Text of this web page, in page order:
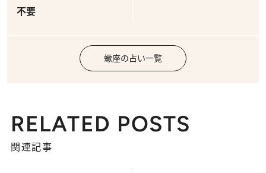
不要
蠍座の占い一覧
RELATED POSTS
関連記事